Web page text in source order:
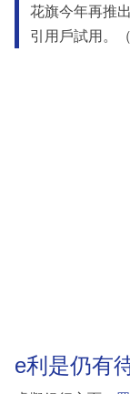
花旗今年再推
引用戶試用。
e利是仍有